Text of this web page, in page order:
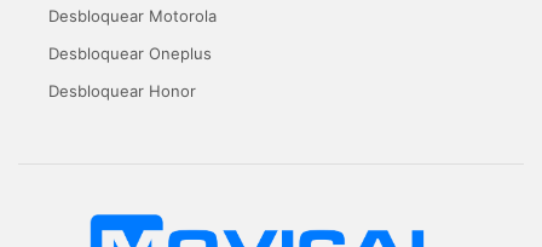
Desbloquear Motorola
Desbloquear Oneplus
Desbloquear Honor